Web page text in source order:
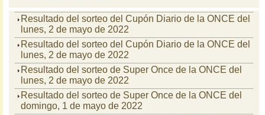
Resultado del sorteo del Cupón Diario de la ONCE del
lunes, 2 de mayo de 2022
Resultado del sorteo del Cupón Diario de la ONCE del
lunes, 2 de mayo de 2022
Resultado del sorteo de Super Once de la ONCE del
lunes, 2 de mayo de 2022
Resultado del sorteo de Super Once de la ONCE del
domingo, 1 de mayo de 2022